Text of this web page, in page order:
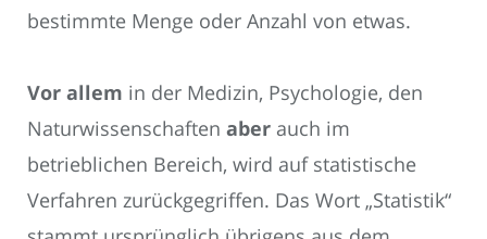
bestimmte Menge oder Anzahl von etwas.
Vor allem in der Medizin, Psychologie, den
Naturwissenschaften aber auch im
betrieblichen Bereich, wird auf statistische
Verfahren zurückgegriffen. Das Wort „Statistik“